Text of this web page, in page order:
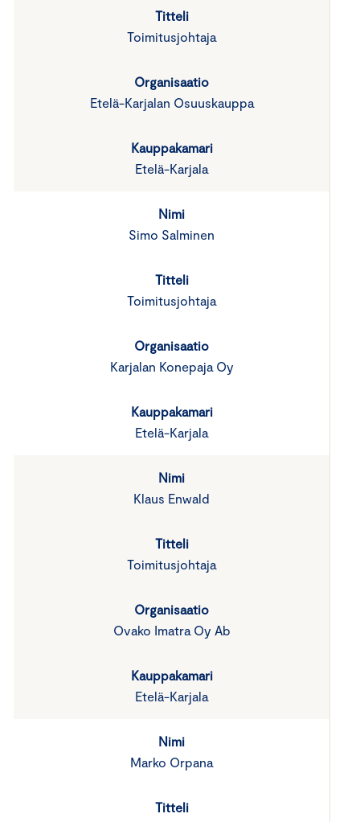
Toimitusjohtaja
Etelä-Karjalan Osuuskauppa
Etelä-Karjala
Simo Salminen
Toimitusjohtaja
Karjalan Konepaja Oy
Etelä-Karjala
Klaus Enwald
Toimitusjohtaja
Ovako Imatra Oy Ab
Etelä-Karjala
Marko Orpana